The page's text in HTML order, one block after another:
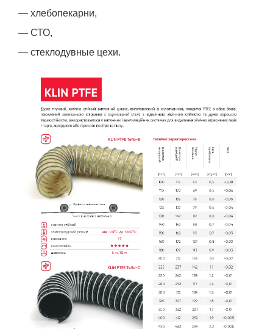
— хлебопекарни,
— СТО,
— стеклодувные цехи.